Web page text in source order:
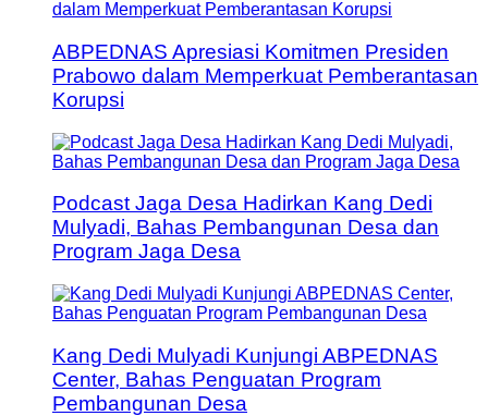
ABPEDNAS Apresiasi Komitmen Presiden
Prabowo dalam Memperkuat Pemberantasan
Korupsi
Podcast Jaga Desa Hadirkan Kang Dedi
Mulyadi, Bahas Pembangunan Desa dan
Program Jaga Desa
Kang Dedi Mulyadi Kunjungi ABPEDNAS
Center, Bahas Penguatan Program
Pembangunan Desa